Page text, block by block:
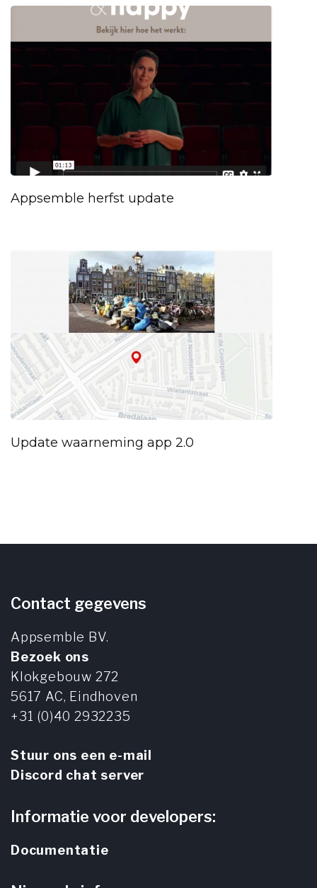
Appsemble herfst update
Update waarneming app 2.0
Contact gegevens
Appsemble BV.
Bezoek ons
Klokgebouw 272
5617 AC, Eindhoven
+31 (0)40 2932235
Stuur ons een e-mail
Discord chat server
Informatie voor developers:
Documentatie